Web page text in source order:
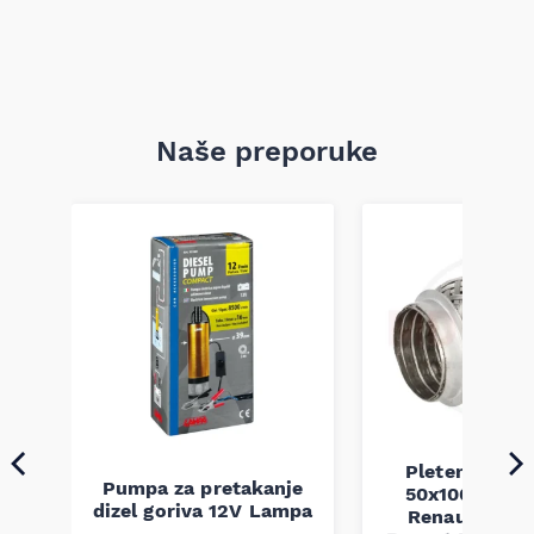
Naše preporuke
Pumpa za pretakanje
dizel goriva 12V Lampa
Pletenica
50x100 Audi
Renault